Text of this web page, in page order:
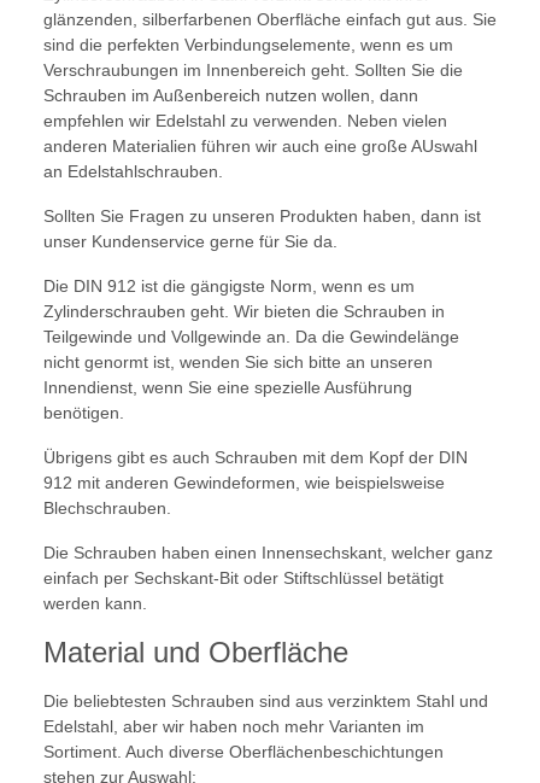
glänzenden, silberfarbenen Oberfläche einfach gut aus. Sie
sind die perfekten Verbindungselemente, wenn es um
Verschraubungen im Innenbereich geht. Sollten Sie die
Schrauben im Außenbereich nutzen wollen, dann
empfehlen wir Edelstahl zu verwenden. Neben vielen
anderen Materialien führen wir auch eine große AUswahl
an Edelstahlschrauben.
Sollten Sie Fragen zu unseren Produkten haben, dann ist
unser Kundenservice gerne für Sie da.
Die DIN 912 ist die gängigste Norm, wenn es um
Zylinderschrauben geht. Wir bieten die Schrauben in
Teilgewinde und Vollgewinde an. Da die Gewindelänge
nicht genormt ist, wenden Sie sich bitte an unseren
Innendienst, wenn Sie eine spezielle Ausführung
benötigen.
Übrigens gibt es auch Schrauben mit dem Kopf der DIN
912 mit anderen Gewindeformen, wie beispielsweise
Blechschrauben.
Die Schrauben haben einen Innensechskant, welcher ganz
einfach per Sechskant-Bit oder Stiftschlüssel betätigt
werden kann.
Material und Oberfläche
Die beliebtesten Schrauben sind aus verzinktem Stahl und
Edelstahl, aber wir haben noch mehr Varianten im
Sortiment. Auch diverse Oberflächenbeschichtungen
stehen zur Auswahl: